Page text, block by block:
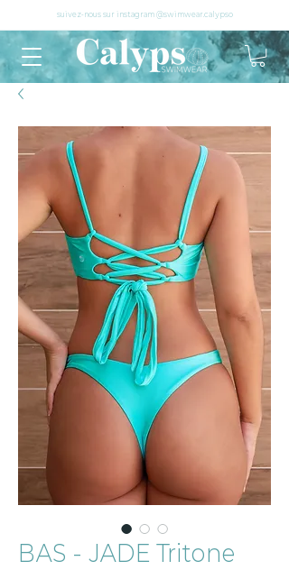
suivez-nous sur instagram @swimwear.calypso
BAS - JADE Tritone